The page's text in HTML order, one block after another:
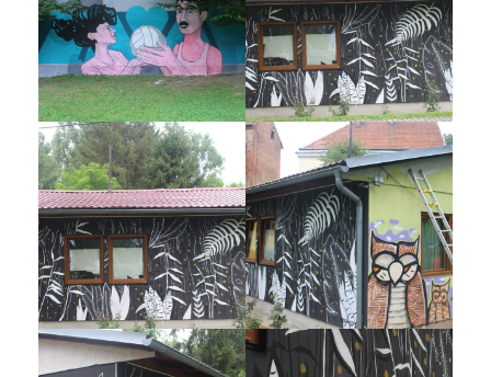
Galerija 2019
Galerija 2022
Galerija 2023
Galerija 2024
Galerija 2025